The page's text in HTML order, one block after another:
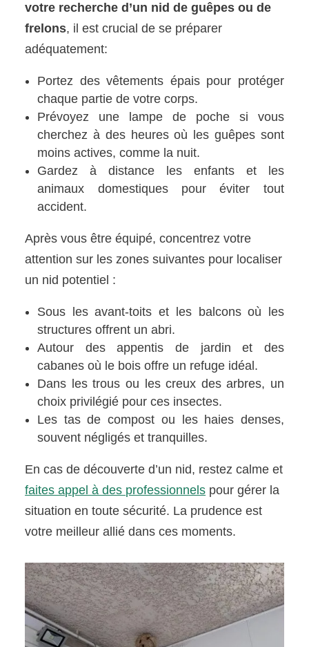
votre recherche d’un nid de guêpes ou de
frelons, il est crucial de se préparer
adéquatement:
Portez des vêtements épais pour protéger
chaque partie de votre corps.
Prévoyez une lampe de poche si vous
cherchez à des heures où les guêpes sont
moins actives, comme la nuit.
Gardez à distance les enfants et les
animaux domestiques pour éviter tout
accident.
Après vous être équipé, concentrez votre
attention sur les zones suivantes pour localiser
un nid potentiel :
Sous les avant-toits et les balcons où les
structures offrent un abri.
Autour des appentis de jardin et des
cabanes où le bois offre un refuge idéal.
Dans les trous ou les creux des arbres, un
choix privilégié pour ces insectes.
Les tas de compost ou les haies denses,
souvent négligés et tranquilles.
En cas de découverte d’un nid, restez calme et
faites appel à des professionnels pour gérer la
situation en toute sécurité. La prudence est
votre meilleur allié dans ces moments.